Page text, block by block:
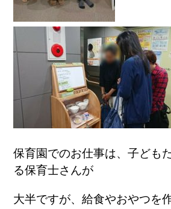
保育園でのお仕事は、子ども
る保育士さんが
大半ですが、給食やおやつを